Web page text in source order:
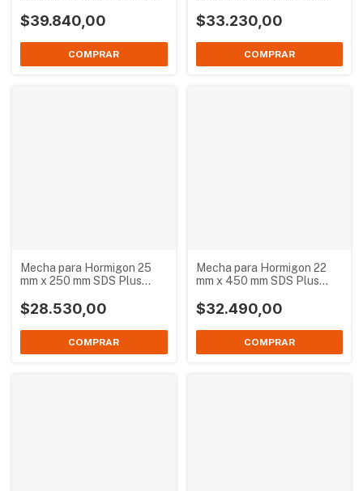
$39.840,00 $33.230,00
Mecha para Hormigon 25
mm x 250 mm SDS Plus
$28.530,00
Mecha para Hormigon 22
mm x 450 mm SDS Plus
$32.490,00